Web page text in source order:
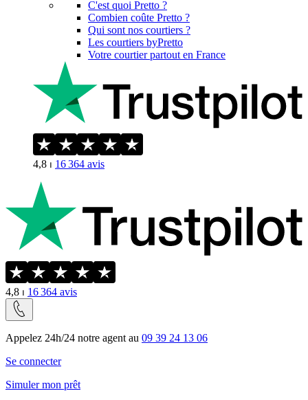
C'est quoi Pretto ?
Combien coûte Pretto ?
Qui sont nos courtiers ?
Les courtiers byPretto
Votre courtier partout en France
4,8 ⏐ 16 364 avis
4,8 ⏐ 16 364 avis
Appelez 24h/24 notre agent au 09 39 24 13 06
Se connecter
Simuler mon prêt